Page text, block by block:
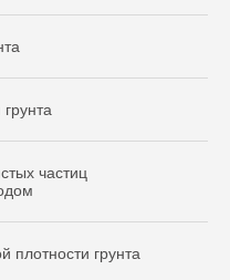
частиц
плотности грунта